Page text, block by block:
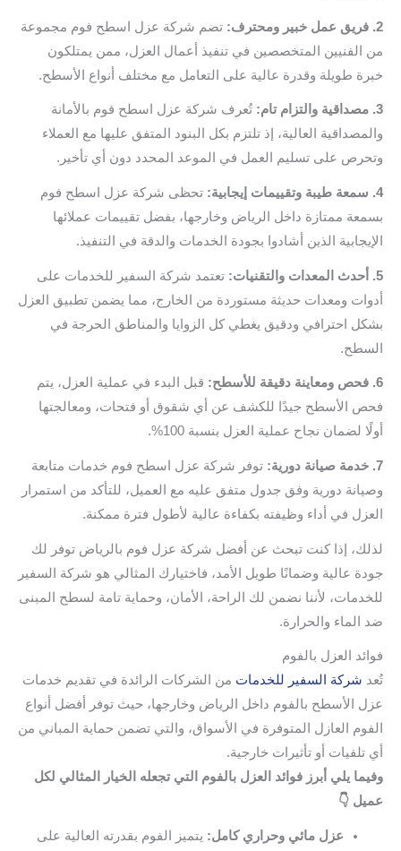
2. فريق عمل خبير ومحترف:
تضم شركة عزل اسطح فوم مجموعة
من الفنيين المتخصصين في تنفيذ أعمال العزل، ممن يمتلكون
خبرة طويلة وقدرة عالية على التعامل مع مختلف أنواع الأسطح.
3. مصداقية والتزام تام:
تُعرف شركة عزل اسطح فوم بالأمانة
والمصداقية العالية، إذ تلتزم بكل البنود المتفق عليها مع العملاء
وتحرص على تسليم العمل في الموعد المحدد دون أي تأخير.
4. سمعة طيبة وتقييمات إيجابية:
تحظى شركة عزل اسطح فوم
بسمعة ممتازة داخل الرياض وخارجها، بفضل تقييمات عملائها
الإيجابية الذين أشادوا بجودة الخدمات والدقة في التنفيذ.
5. أحدث المعدات والتقنيات:
تعتمد شركة السفير للخدمات على
أدوات ومعدات حديثة مستوردة من الخارج، مما يضمن تطبيق العزل
بشكل احترافي ودقيق يغطي كل الزوايا والمناطق الحرجة في
السطح.
6. فحص ومعاينة دقيقة للأسطح:
قبل البدء في عملية العزل، يتم
فحص الأسطح جيدًا للكشف عن أي شقوق أو فتحات، ومعالجتها
أولًا لضمان نجاح عملية العزل بنسبة 100%.
7. خدمة صيانة دورية:
توفر شركة عزل اسطح فوم خدمات متابعة
وصيانة دورية وفق جدول متفق عليه مع العميل، للتأكد من استمرار
العزل في أداء وظيفته بكفاءة عالية لأطول فترة ممكنة.
لذلك، إذا كنت تبحث عن أفضل شركة عزل فوم بالرياض توفر لك
جودة عالية وضمانًا طويل الأمد، فاختيارك المثالي هو شركة السفير
للخدمات، لأننا نضمن لك الراحة، الأمان، وحماية تامة لسطح المبنى
ضد الماء والحرارة.
فوائد العزل بالفوم
تُعد شركة السفير للخدمات من الشركات الرائدة في تقديم خدمات
عزل الأسطح بالفوم داخل الرياض وخارجها، حيث توفر أفضل أنواع
الفوم العازل المتوفرة في الأسواق، والتي تضمن حماية المباني من
أي تلفيات أو تأثيرات خارجية.
وفيما يلي أبرز فوائد العزل بالفوم التي تجعله الخيار المثالي لكل
عميل 👇
عزل مائي وحراري كامل: يتميز الفوم بقدرته العالية على